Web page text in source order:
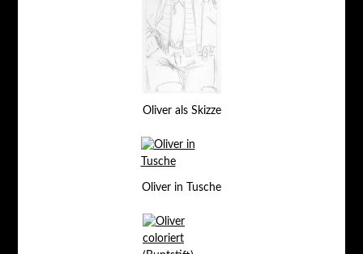
Oliver als Skizze
Oliver in Tusche